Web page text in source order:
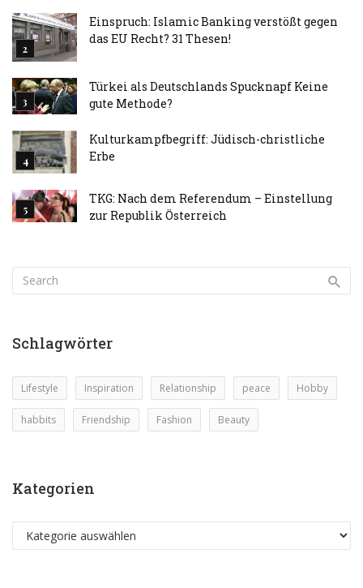
Einspruch: Islamic Banking verstößt gegen
das EU Recht? 31 Thesen!
Türkei als Deutschlands Spucknapf Keine
gute Methode?
Kulturkampfbegriff: Jüdisch-christliche
Erbe
TKG: Nach dem Referendum – Einstellung
zur Republik Österreich
Schlagwörter
Lifestyle Inspiration Relationship peace Hobby
habbits Friendship Fashion Beauty
Kategorien
Kategorien